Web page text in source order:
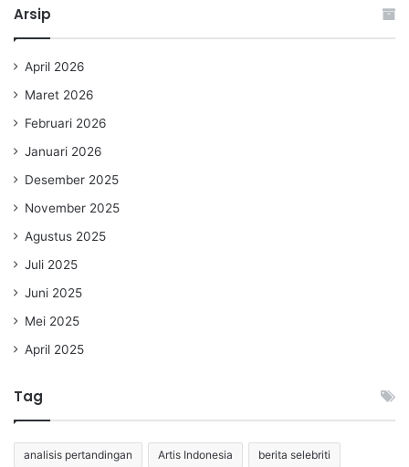
Arsip
April 2026
Maret 2026
Februari 2026
Januari 2026
Desember 2025
November 2025
Agustus 2025
Juli 2025
Juni 2025
Mei 2025
April 2025
Tag
analisis pertandingan Artis Indonesia berita selebriti